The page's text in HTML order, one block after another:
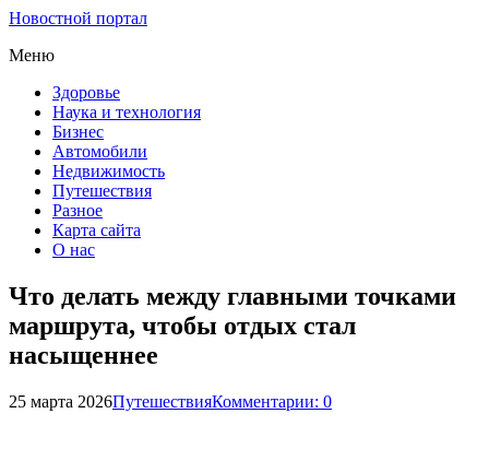
Новостной портал
Меню
Здоровье
Наука и технология
Бизнес
Автомобили
Недвижимость
Путешествия
Разное
Карта сайта
О нас
Что делать между главными точками
маршрута, чтобы отдых стал
насыщеннее
25 марта 2026ПутешествияКомментарии: 0